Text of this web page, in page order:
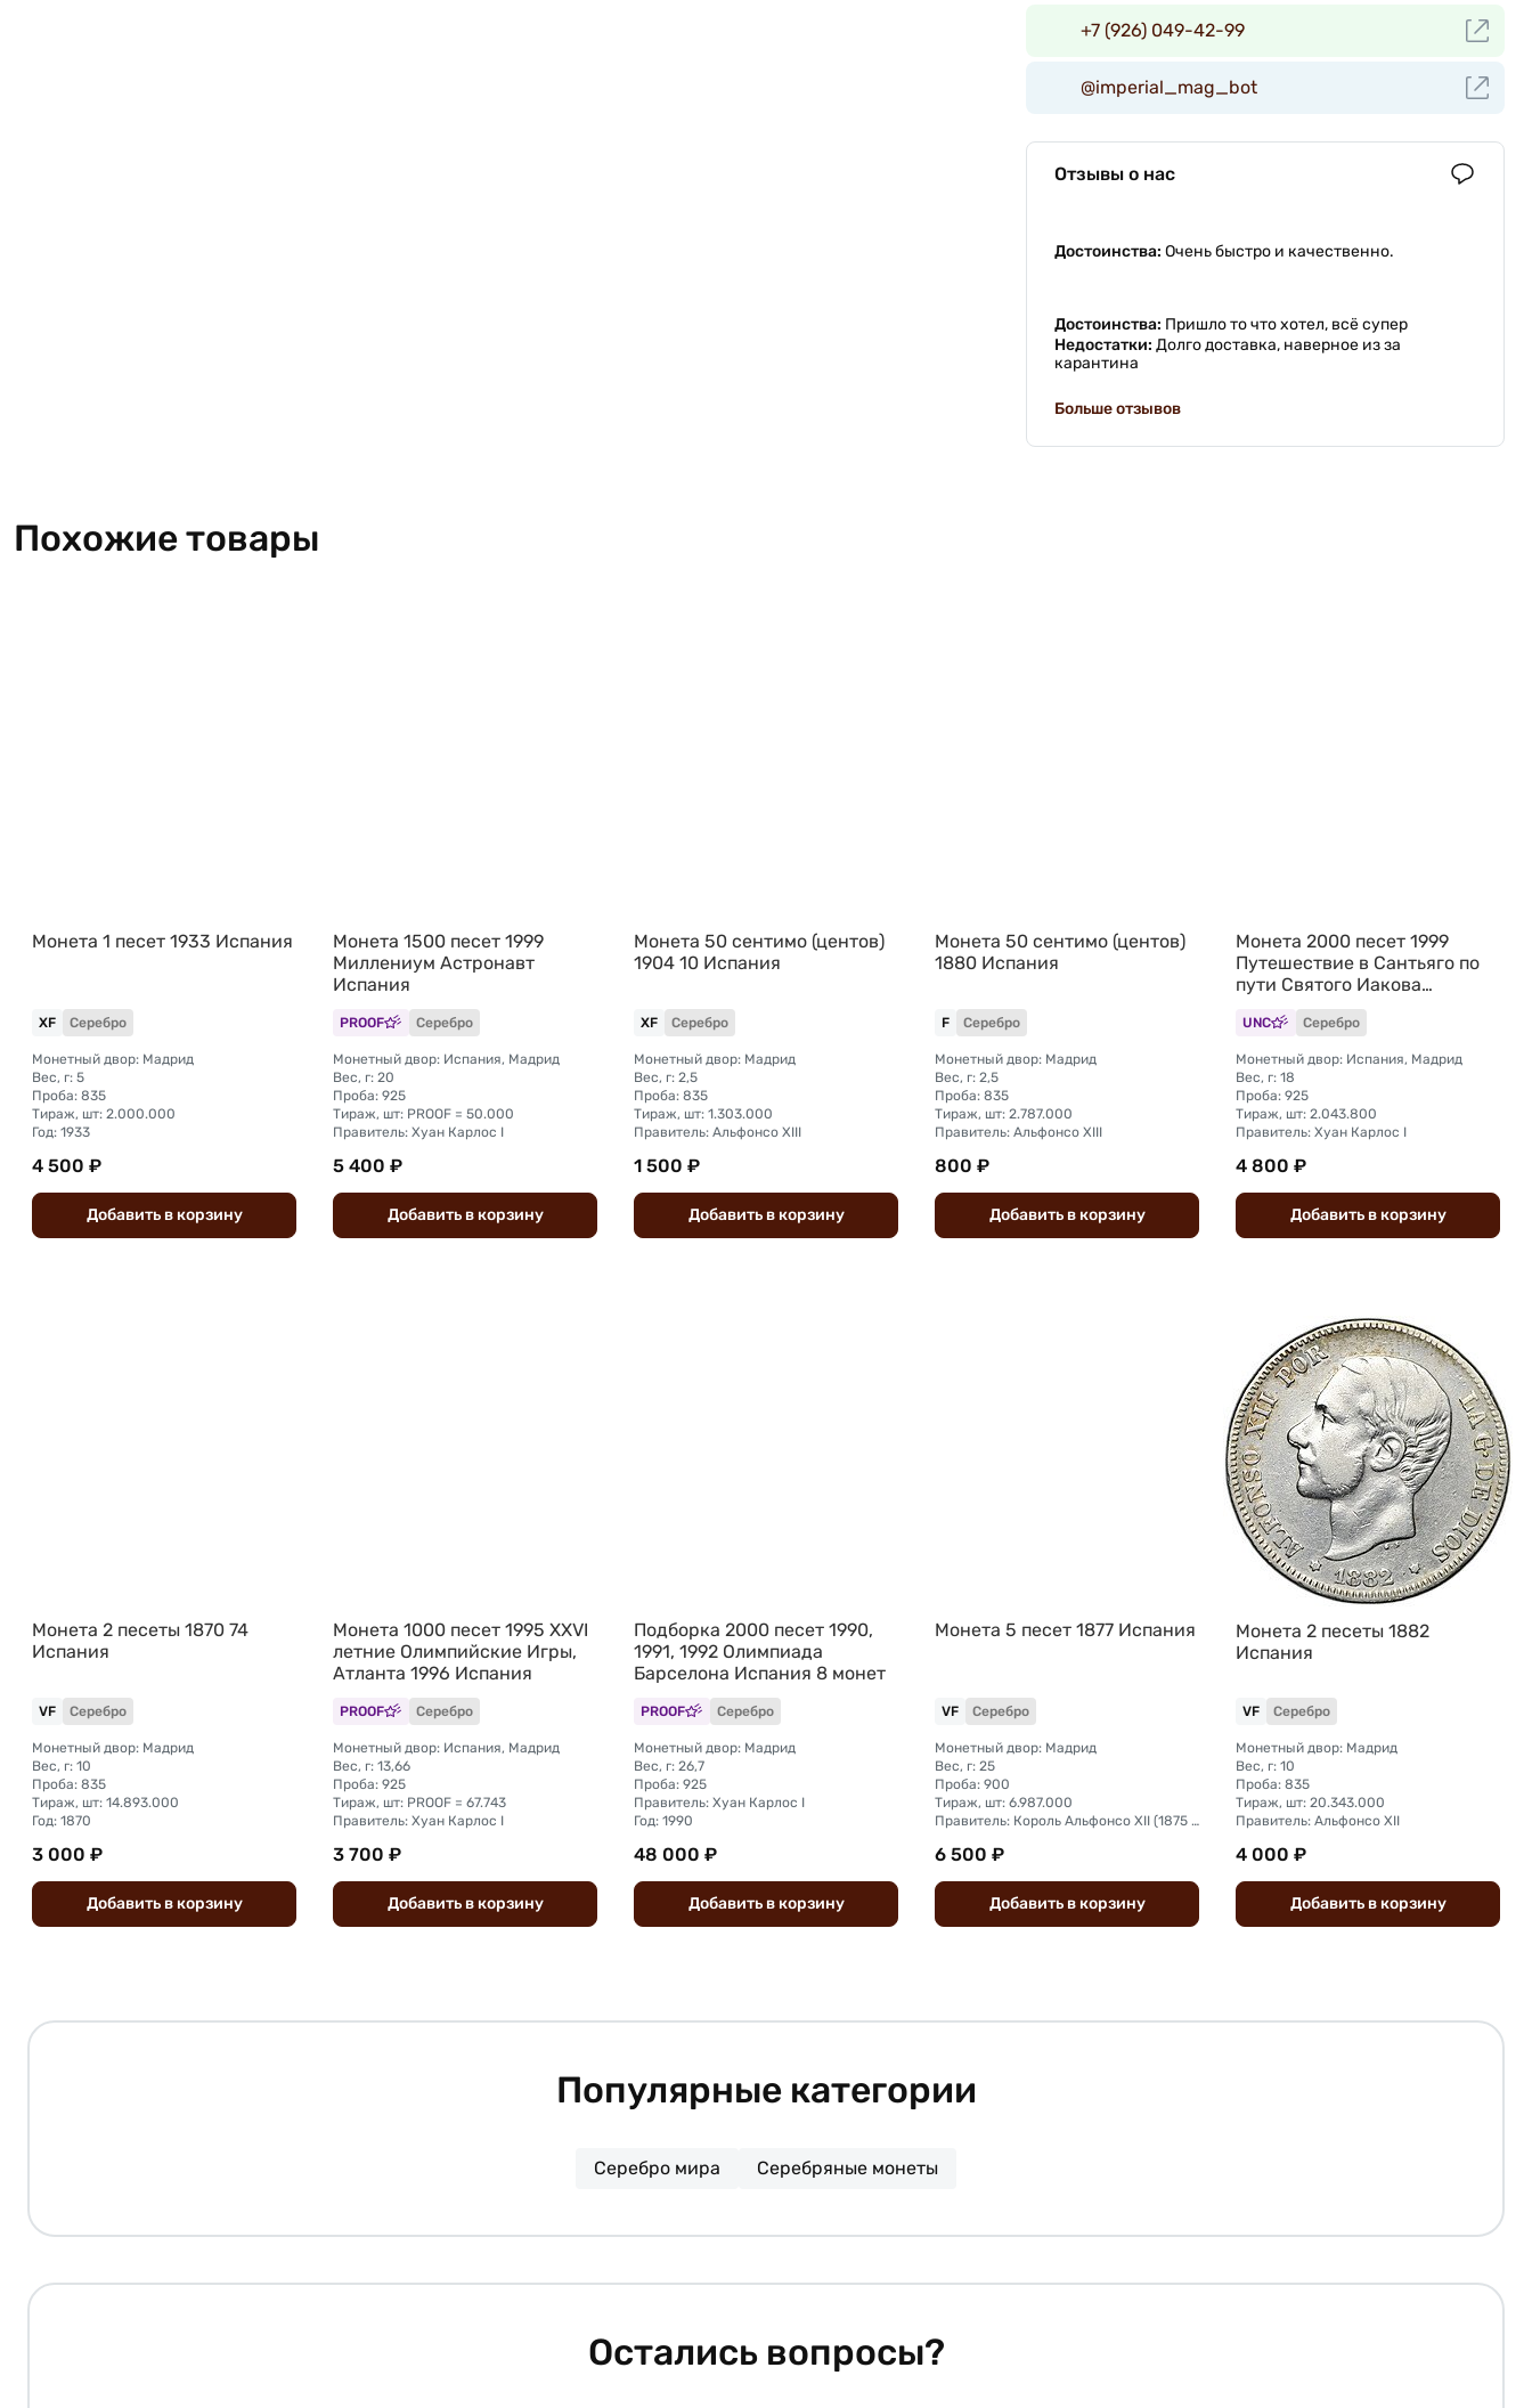
+7 (926) 049-42-99
@imperial_mag_bot
Отзывы о нас
Достоинства: Очень быстро и качественно.
Достоинства: Пришло то что хотел, всё супер
Недостатки: Долго доставка, наверное из за
карантина
Больше отзывов
Похожие товары
Монета 1 песет 1933 Испания
XF Серебро
Монетный двор: Мадрид
Вес, г: 5
Проба: 835
Тираж, шт: 2.000.000
Год: 1933
4 500 ₽
Добавить вкорзину
Монета 1500 песет 1999
Миллениум Астронавт
Испания
PROOF Серебро
Монетный двор: Испания, Мадрид
Вес, г: 20
Проба: 925
Тираж, шт: PROOF = 50.000
Правитель: Хуан Карлос I
5 400 ₽
Добавить вкорзину
Монета 50 сентимо (центов)
1904 10 Испания
XF Серебро
Монетный двор: Мадрид
Вес, г: 2,5
Проба: 835
Тираж, шт: 1.303.000
Правитель: Альфонсо XIII
1 500 ₽
Добавить вкорзину
Монета 50 сентимо (центов)
1880 Испания
F Серебро
Монетный двор: Мадрид
Вес, г: 2,5
Проба: 835
Тираж, шт: 2.787.000
Правитель: Альфонсо XIII
800 ₽
Добавить вкорзину
Монета 2000 песет 1999
Путешествие в Сантьяго по
пути Святого Иакова
Испания
UNC Серебро
Монетный двор: Испания, Мадрид
Вес, г: 18
Проба: 925
Тираж, шт: 2.043.800
Правитель: Хуан Карлос I
4 800 ₽
Добавить вкорзину
Монета 2 песеты 1870 74
Испания
VF Серебро
Монетный двор: Мадрид
Вес, г: 10
Проба: 835
Тираж, шт: 14.893.000
Год: 1870
3 000 ₽
Добавить вкорзину
Монета 1000 песет 1995 XXVI
летние Олимпийские Игры,
Атланта 1996 Испания
PROOF Серебро
Монетный двор: Испания, Мадрид
Вес, г: 13,66
Проба: 925
Тираж, шт: PROOF = 67.743
Правитель: Хуан Карлос I
3 700 ₽
Добавить вкорзину
Подборка 2000 песет 1990,
1991, 1992 Олимпиада
Барселона Испания 8 монет
PROOF Серебро
Монетный двор: Мадрид
Вес, г: 26,7
Проба: 925
Правитель: Хуан Карлос I
Год: 1990
48 000 ₽
Добавить вкорзину
Монета 5 песет 1877 Испания
VF Серебро
Монетный двор: Мадрид
Вес, г: 25
Проба: 900
Тираж, шт: 6.987.000
Правитель: Король Альфонсо XII (1875 - 1885)
6 500 ₽
Добавить вкорзину
Монета 2 песеты 1882
Испания
VF Серебро
Монетный двор: Мадрид
Вес, г: 10
Проба: 835
Тираж, шт: 20.343.000
Правитель: Альфонсо XII
4 000 ₽
Добавить вкорзину
Популярные категории
Серебро мира Серебряные монеты
Остались вопросы?